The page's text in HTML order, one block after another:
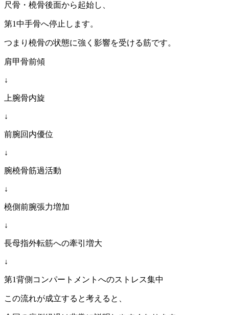
尺骨・橈骨後面から起始し、
第1中手骨へ停止します。
つまり橈骨の状態に強く影響を受ける筋です。
肩甲骨前傾
↓
上腕骨内旋
↓
前腕回内優位
↓
腕橈骨筋過活動
↓
橈側前腕張力増加
↓
長母指外転筋への牽引増大
↓
第1背側コンパートメントへのストレス集中
この流れが成立すると考えると、